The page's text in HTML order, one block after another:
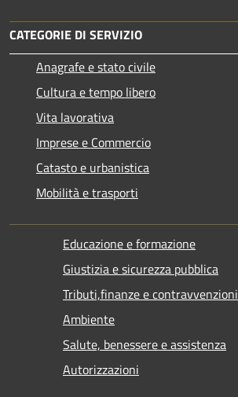
CATEGORIE DI SERVIZIO
Anagrafe e stato civile
Cultura e tempo libero
Vita lavorativa
Imprese e Commercio
Catasto e urbanistica
Mobilità e trasporti
Educazione e formazione
Giustizia e sicurezza pubblica
Tributi,finanze e contravvenzioni
Ambiente
Salute, benessere e assistenza
Autorizzazioni